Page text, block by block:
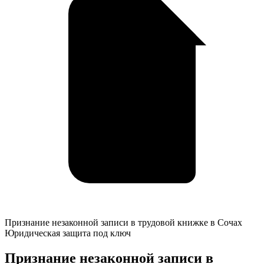
Признание
незаконной
в
Признание незаконной записи в трудовой книжке в Сочах
Юридическая защита под ключ
Признание незаконной записи в